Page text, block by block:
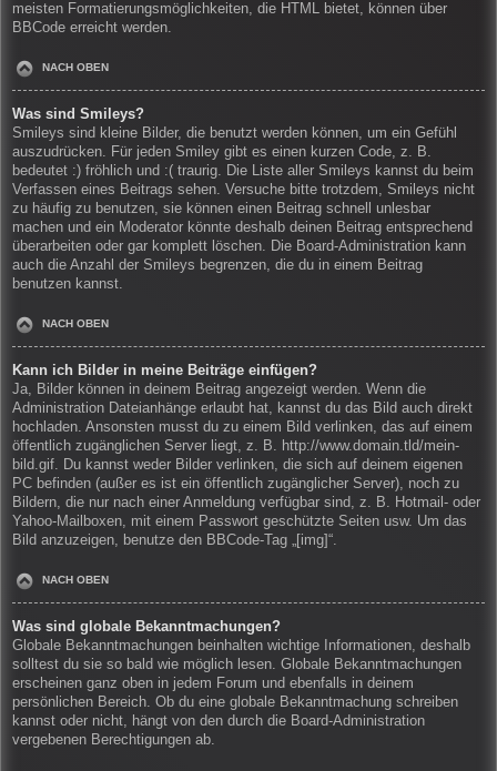
meisten Formatierungsmöglichkeiten, die HTML bietet, können über
BBCode erreicht werden.
NACH OBEN
Was sind Smileys?
Smileys sind kleine Bilder, die benutzt werden können, um ein Gefühl
auszudrücken. Für jeden Smiley gibt es einen kurzen Code, z. B.
bedeutet :) fröhlich und :( traurig. Die Liste aller Smileys kannst du beim
Verfassen eines Beitrags sehen. Versuche bitte trotzdem, Smileys nicht
zu häufig zu benutzen, sie können einen Beitrag schnell unlesbar
machen und ein Moderator könnte deshalb deinen Beitrag entsprechend
überarbeiten oder gar komplett löschen. Die Board-Administration kann
auch die Anzahl der Smileys begrenzen, die du in einem Beitrag
benutzen kannst.
NACH OBEN
Kann ich Bilder in meine Beiträge einfügen?
Ja, Bilder können in deinem Beitrag angezeigt werden. Wenn die
Administration Dateianhänge erlaubt hat, kannst du das Bild auch direkt
hochladen. Ansonsten musst du zu einem Bild verlinken, das auf einem
öffentlich zugänglichen Server liegt, z. B. http://www.domain.tld/mein-
bild.gif. Du kannst weder Bilder verlinken, die sich auf deinem eigenen
PC befinden (außer es ist ein öffentlich zugänglicher Server), noch zu
Bildern, die nur nach einer Anmeldung verfügbar sind, z. B. Hotmail- oder
Yahoo-Mailboxen, mit einem Passwort geschützte Seiten usw. Um das
Bild anzuzeigen, benutze den BBCode-Tag „[img]“.
NACH OBEN
Was sind globale Bekanntmachungen?
Globale Bekanntmachungen beinhalten wichtige Informationen, deshalb
solltest du sie so bald wie möglich lesen. Globale Bekanntmachungen
erscheinen ganz oben in jedem Forum und ebenfalls in deinem
persönlichen Bereich. Ob du eine globale Bekanntmachung schreiben
kannst oder nicht, hängt von den durch die Board-Administration
vergebenen Berechtigungen ab.